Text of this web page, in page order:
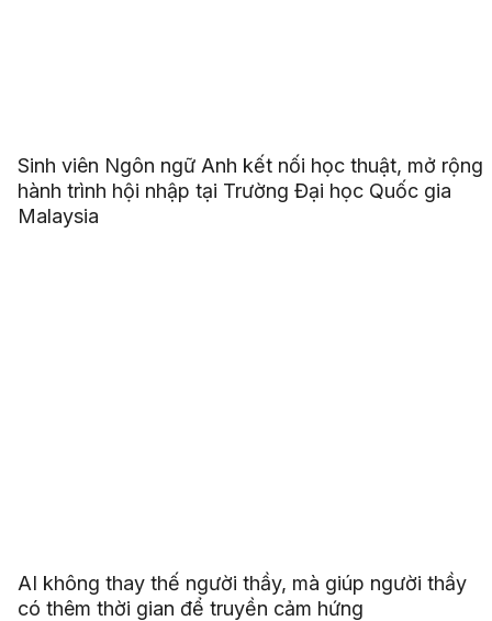
Sinh viên Ngôn ngữ Anh kết nối học thuật, mở rộng
hành trình hội nhập tại Trường Đại học Quốc gia
Malaysia
AI không thay thế người thầy, mà giúp người thầy
có thêm thời gian để truyền cảm hứng